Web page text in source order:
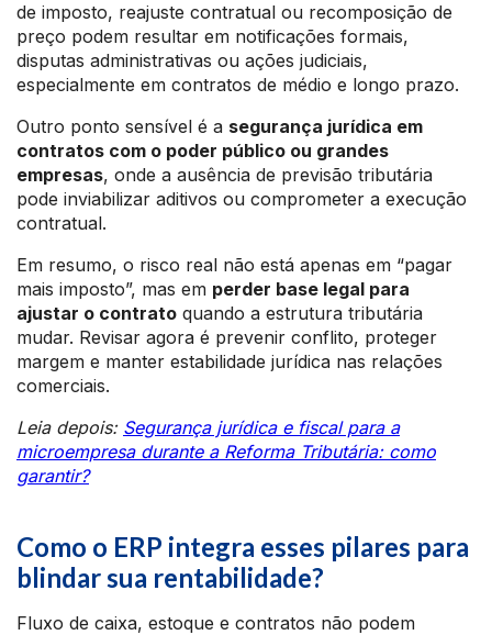
de imposto, reajuste contratual ou recomposição de
preço podem resultar em notificações formais,
disputas administrativas ou ações judiciais,
especialmente em contratos de médio e longo prazo.
Outro ponto sensível é a segurança jurídica em
contratos com o poder público ou grandes
empresas, onde a ausência de previsão tributária
pode inviabilizar aditivos ou comprometer a execução
contratual.
Em resumo, o risco real não está apenas em “pagar
mais imposto”, mas em perder base legal para
ajustar o contrato quando a estrutura tributária
mudar. Revisar agora é prevenir conflito, proteger
margem e manter estabilidade jurídica nas relações
comerciais.
Leia depois: Segurança jurídica e fiscal para a
microempresa durante a Reforma Tributária: como
garantir?
Como o ERP integra esses pilares para
blindar sua rentabilidade?
Fluxo de caixa, estoque e contratos não podem